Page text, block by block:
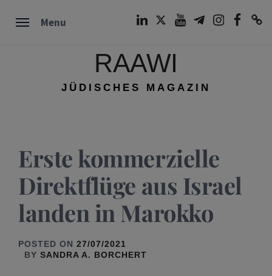
Menu
RAAWI
JÜDISCHES MAGAZIN
Erste kommerzielle
Direktflüge aus Israel
landen in Marokko
POSTED ON 27/07/2021
BY SANDRA A. BORCHERT